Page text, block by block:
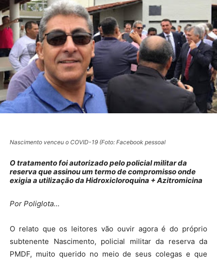
Nascimento venceu o COVID-19 (Foto: Facebook pessoal
O tratamento foi autorizado pelo policial militar da
reserva que assinou um termo de compromisso onde
exigia a utilização da Hidroxicloroquina + Azitromicina
Por Poliglota…
O relato que os leitores vão ouvir agora é do próprio
subtenente Nascimento, policial militar da reserva da
PMDF, muito querido no meio de seus colegas e que